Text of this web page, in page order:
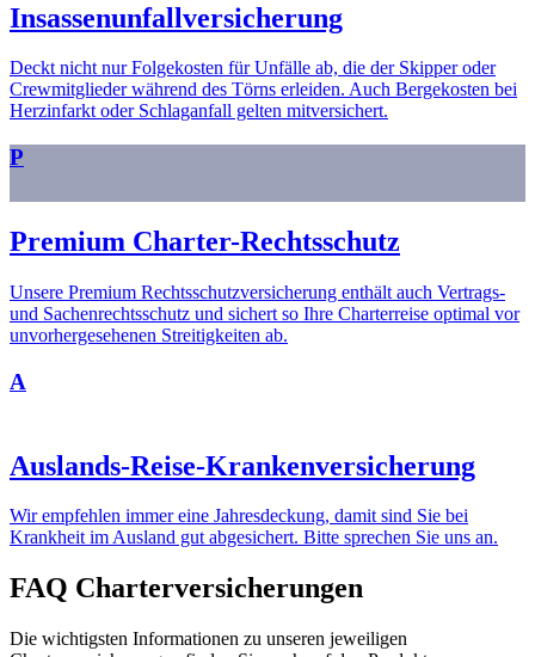
Insassenunfallversicherung
Deckt nicht nur Folgekosten für Unfälle ab, die der Skipper oder
Crewmitglieder während des Törns erleiden. Auch Bergekosten bei
Herzinfarkt oder Schlaganfall gelten mitversichert.
P
Premium Charter-Rechtsschutz
Unsere Premium Rechtsschutzversicherung enthält auch Vertrags-
und Sachenrechtsschutz und sichert so Ihre Charterreise optimal vor
unvorhergesehenen Streitigkeiten ab.
A
Auslands-Reise-Krankenversicherung
Wir empfehlen immer eine Jahresdeckung, damit sind Sie bei
Krankheit im Ausland gut abgesichert. Bitte sprechen Sie uns an.
FAQ Charterversicherungen
Die wichtigsten Informationen zu unseren jeweiligen